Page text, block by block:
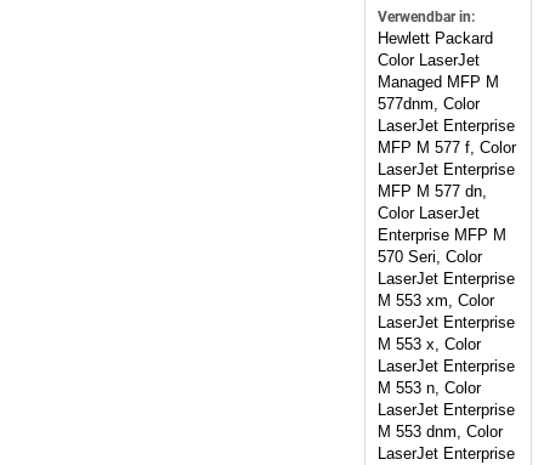
Verwendbar in:
Hewlett Packard
Color LaserJet
Managed MFP M
577dnm, Color
LaserJet Enterprise
MFP M 577 f, Color
LaserJet Enterprise
MFP M 577 dn,
Color LaserJet
Enterprise MFP M
570 Seri, Color
LaserJet Enterprise
M 553 xm, Color
LaserJet Enterprise
M 553 x, Color
LaserJet Enterprise
M 553 n, Color
LaserJet Enterprise
M 553 dnm, Color
LaserJet Enterprise